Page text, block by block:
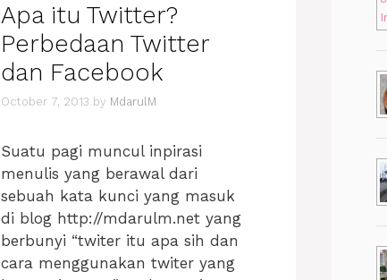
Apa itu Twitter?
Perbedaan Twitter
dan Facebook
October 7, 2013 by MdarulM
Suatu pagi muncul inpirasi
menulis yang berawal dari
sebuah kata kunci yang masuk
di blog http://mdarulm.net yang
berbunyi “twiter itu apa sih dan
cara menggunakan twiter yang